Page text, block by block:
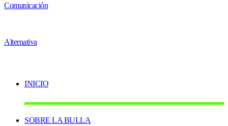
INICIO
SOBRE LA BULLA